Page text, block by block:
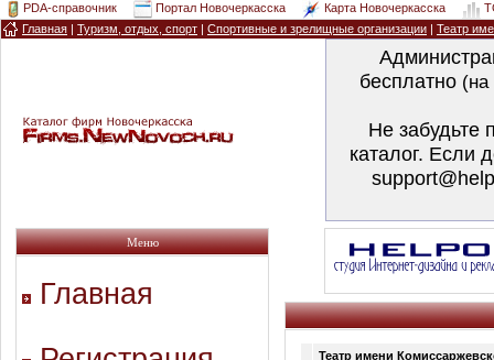
PDA-справочник Портал Новочеркасска Карта Новочеркасска
Главная | Туризм, отдых, спорт | Спортивные и зрелищные организации | Театр
бесплатно
Не забудьте
каталог. Если
Меню
Главная
Театр имени